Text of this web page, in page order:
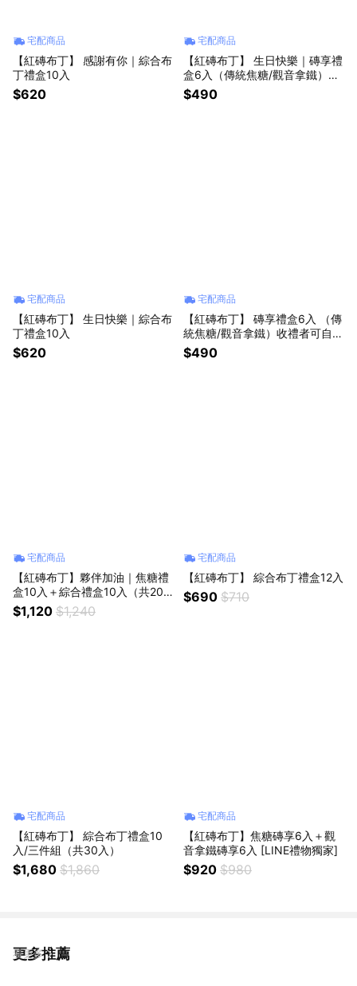
宅配商品
【紅磚布丁】 感謝有你｜綜合布
丁禮盒10入
$620
宅配商品
【紅磚布丁】 生日快樂｜磚享禮
盒6入（傳統焦糖/觀音拿鐵）收
禮者可自選口味
$490
宅配商品
【紅磚布丁】 生日快樂｜綜合布
丁禮盒10入
$620
宅配商品
【紅磚布丁】 磚享禮盒6入 （傳
統焦糖/觀音拿鐵）收禮者可自選
口味
$490
宅配商品
【紅磚布丁】夥伴加油｜焦糖禮
盒10入＋綜合禮盒10入（共20
入）[LINE禮物獨家]
$1,120 $1,240
宅配商品
【紅磚布丁】 綜合布丁禮盒12入
$690 $710
宅配商品
【紅磚布丁】 綜合布丁禮盒10
入/三件組（共30入）
$1,680 $1,860
宅配商品
【紅磚布丁】焦糖磚享6入＋觀
音拿鐵磚享6入 [LINE禮物獨家]
$920 $980
更多推薦
看更多